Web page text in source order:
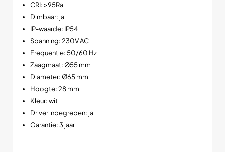
CRI: >95Ra
Dimbaar: ja
IP-waarde: IP54
Spanning: 230V AC
Frequentie: 50/60 Hz
Zaagmaat: Ø55 mm
Diameter: Ø65 mm
Hoogte: 28 mm
Kleur: wit
Driver inbegrepen: ja
Garantie: 3 jaar